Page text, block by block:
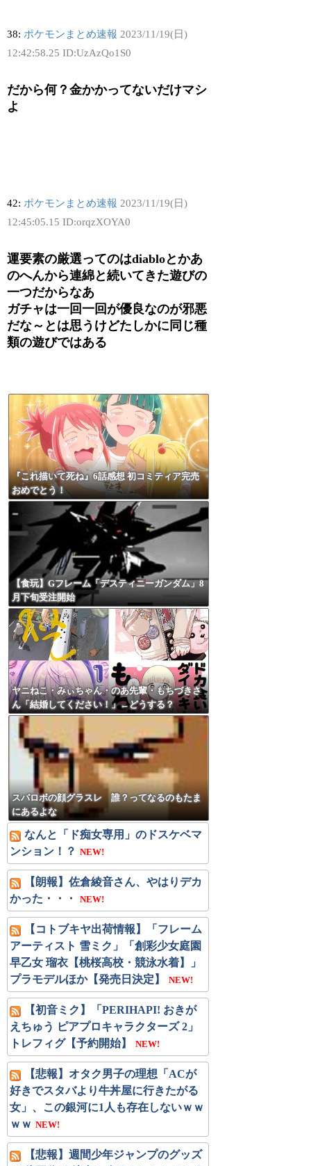
38: ポケモンまとめ速報 2023/11/19(日)
12:42:58.25 ID:UzAzQo1S0
だから何？金かかってないだけマシ
よ
42: ポケモンまとめ速報 2023/11/19(日)
12:45:05.15 ID:orqzXOYA0
運要素の厳選ってのはdiabloとかあ
のへんから連綿と続いてきた遊びの
一つだからなあ
ガチャは一回一回が優良なのが邪悪
だな～とは思うけどたしかに同じ種
類の遊びではある
『これ描いて死ね』6話感想 初コミティア完売
おめでとう！
【食玩】Gフレーム「デスティニーガンダム」8
月下旬受注開始
ヤニねこ・みぃちゃん・のあ先輩・もちづきさ
ん「結婚してください！」←どうする？
スパロボの顔グラスレ 誰？ってなるのもたま
にあるよな
なんと「ド痴女専用」のドスケベマ
ンション！？ NEW!
【朗報】佐倉綾音さん、やはりデカ
かった・・・
NEW!
【コトブキヤ出荷情報】「フレーム
アーティスト 雪ミク」「創彩少女庭園
早乙女 瑠衣【桃桜高校・競泳水着】」
プラモデルほか【発売日決定】
NEW!
【初音ミク】「PERIHAPI! おきが
えちゅう ピアプロキャラクターズ 2」
トレフィグ【予約開始】
NEW!
【悲報】オタク男子の理想「ACが
好きでスタバより牛丼屋に行きたがる
女」、この銀河に1人も存在しないｗｗ
ｗｗ NEW!
【悲報】週間少年ジャンプのグッズ